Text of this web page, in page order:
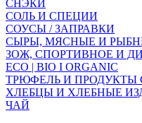
СНЭКИ
СОЛЬ И СПЕЦИИ
СОУСЫ / ЗАПРАВКИ
СЫРЫ, МЯСНЫЕ И
ЗОЖ, СПОРТИВНОЕ И
ECO | BIO I ORGANIC
ТРЮФЕЛЬ И ПРОДУКТЫ
ХЛЕБЦЫ И ХЛЕБНЫЕ
ЧАЙ